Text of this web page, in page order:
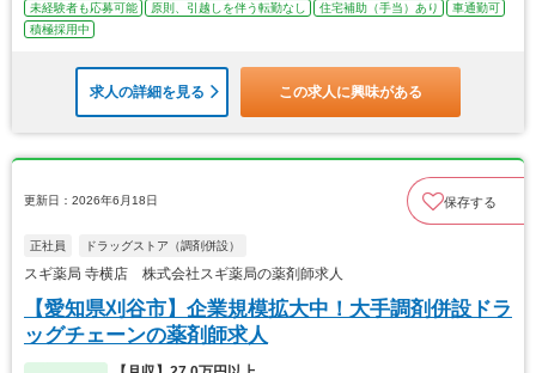
未経験者も応募可能 原則、引越しを伴う転勤なし 住宅補助（手当）あり
車通勤可
積極採用中
求人の詳細を見る この求人に興味がある
更新日：2026年6月18日 保存する
正社員 ドラッグストア（調剤併設）
スギ薬局 寺横店 株式会社スギ薬局の薬剤師求人
【愛知県刈谷市】企業規模拡大中！大手調剤併設ドラ
ッグチェーンの薬剤師求人